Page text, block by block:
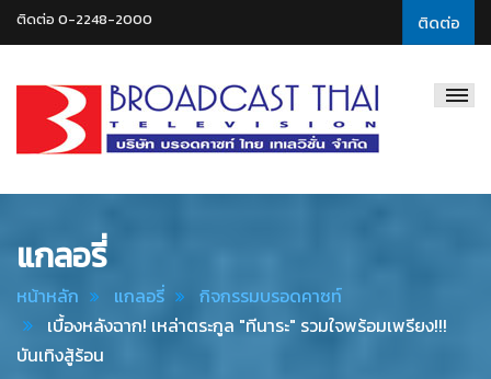
ติดต่อ
ติดต่อ 0-2248-2000
Thai
แกลอรี่
หน้าหลัก แกลอรี่
กิจกรรมบรอดคาซท์
เบื้องหลังฉาก! เหล่าตระกูล "ทีนาระ" รวมใจพร้อมเพรียง!!!
บันเทิงสู้ร้อน